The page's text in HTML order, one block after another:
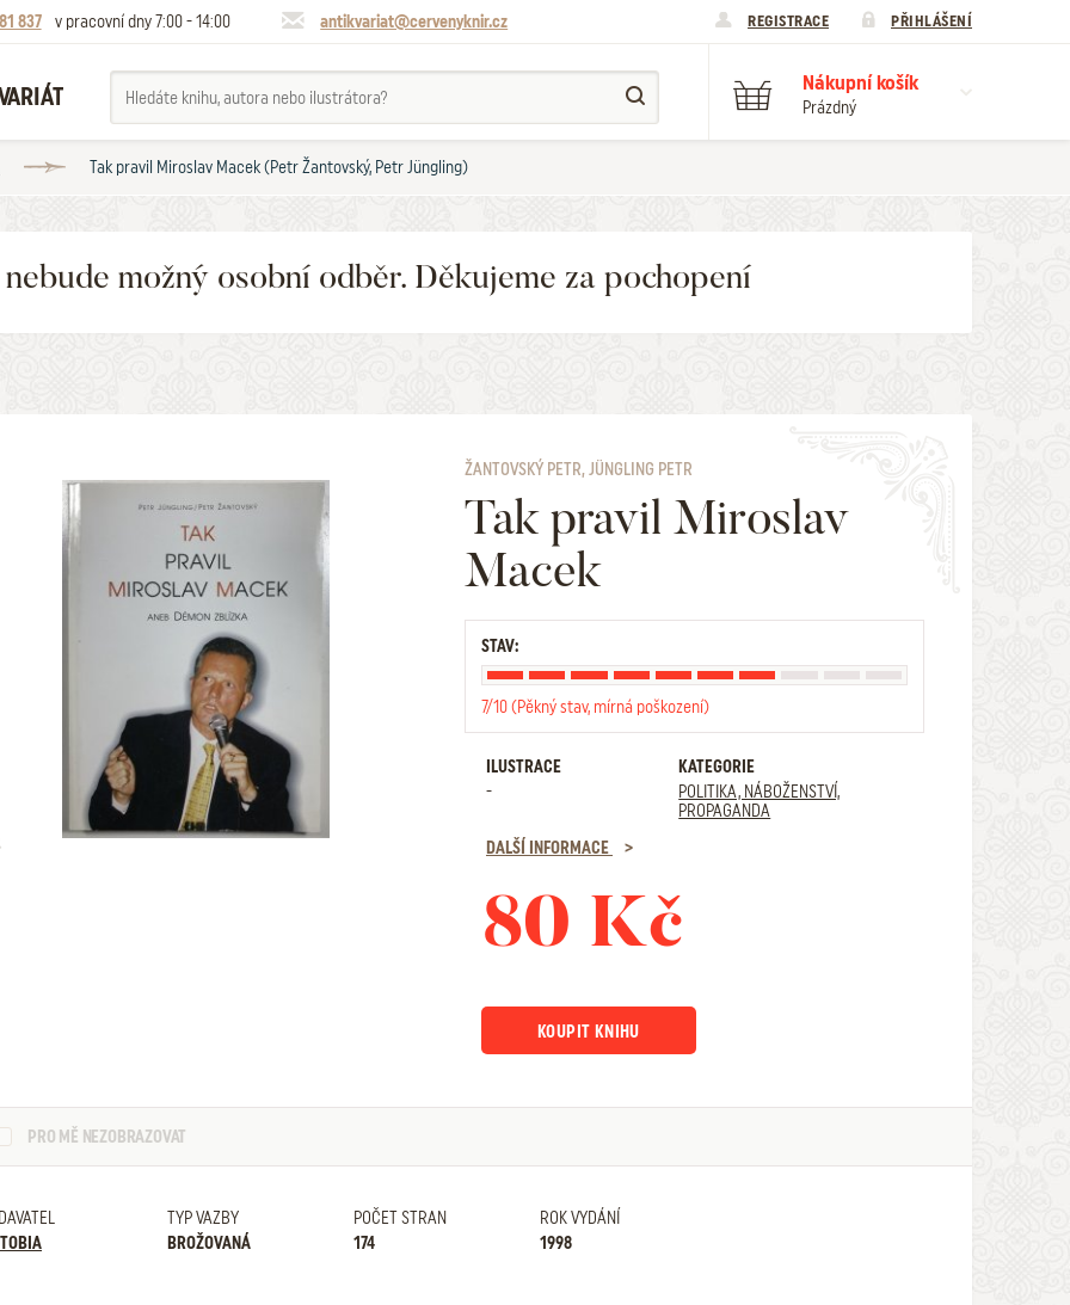
837 v pracovní dny 7:00 - 14:00 antikvariat@cervenyknir.cz REGISTRACE PŘIHLÁŠENÍ
Nákupní košík
Prázdný
Tak pravil Miroslav Macek (Petr Žantovský, Petr Jüngling)
možný osobní odběr. Děkujeme za pochopení
ŽANTOVSKÝ PETR, JÜNGLING PETR
Tak pravil Miroslav
Macek
STAV:
7/10 (Pěkný stav, mírná poškození)
ILUSTRACE
-
KATEGORIE
POLITIKA, NÁBOŽENSTVÍ,
PROPAGANDA
DALŠÍ INFORMACE
80 Kč
KOUPIT KNIHU
PRO MĚ NEZOBRAZOVAT
TYP VAZBY
BROŽOVANÁ
POČET STRAN
174
ROK VYDÁNÍ
1998